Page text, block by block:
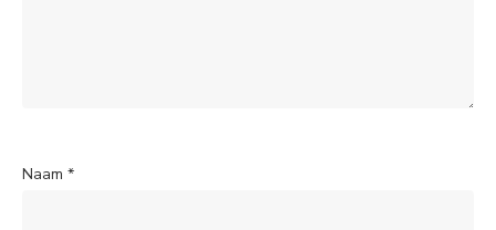
Naam *